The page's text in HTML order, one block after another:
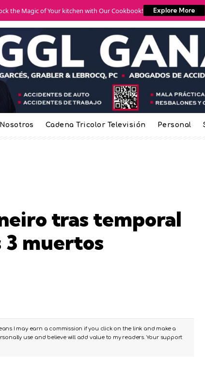
the Magic of Your kitchen with Our Cookbook! Explore More
Cadena Tricolor Televisión Personal
tras temporal
3 muertos
I may earn a commission if you click on the link and make a
use and believe will add value to my readers. Your support